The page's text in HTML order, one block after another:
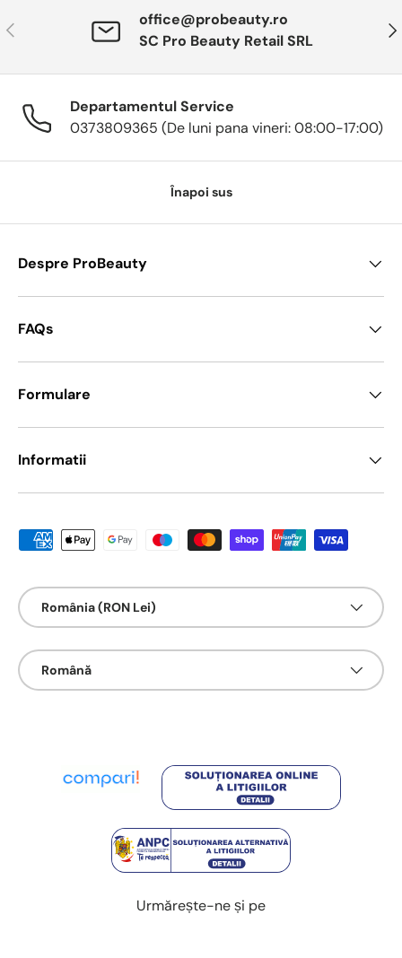
Anterior
office@probeauty.ro
SC Pro Beauty Retail SRL
Departamentul Service
0373809365 (De luni pana vineri: 08:00-17:00)
Înapoi sus
Despre ProBeauty
FAQs
Formulare
Informatii
Metode de platā acceptate
Țarǎ/Regiune
România (RON Lei)
Limbā
Română
Urmărește-ne și pe